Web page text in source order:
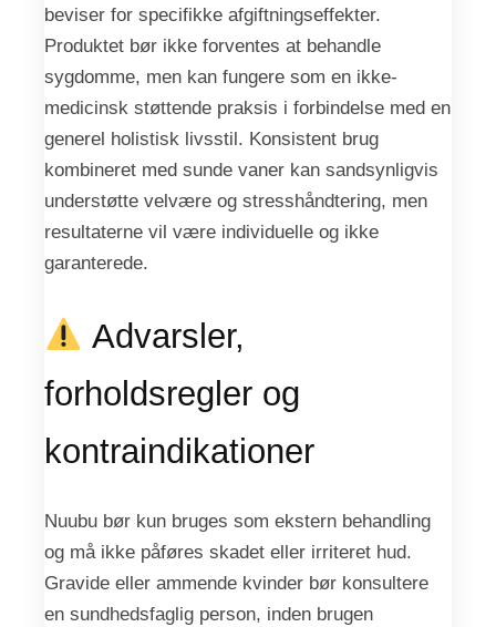
beviser for specifikke afgiftningseffekter.
Produktet bør ikke forventes at behandle
sygdomme, men kan fungere som en ikke-
medicinsk støttende praksis i forbindelse med en
generel holistisk livsstil. Konsistent brug
kombineret med sunde vaner kan sandsynligvis
understøtte velvære og stresshåndtering, men
resultaterne vil være individuelle og ikke
garanterede.
Advarsler,
forholdsregler og
kontraindikationer
Nuubu bør kun bruges som ekstern behandling
og må ikke påføres skadet eller irriteret hud.
Gravide eller ammende kvinder bør konsultere
en sundhedsfaglig person, inden brugen